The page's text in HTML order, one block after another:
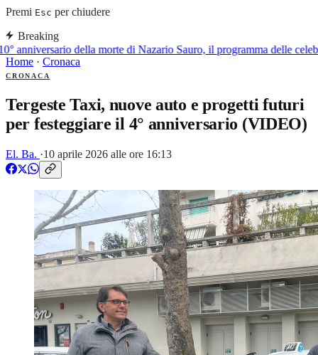
Premi Esc per chiudere
Breaking
anniversario della morte di Nazario Sauro, il programma delle
Home · Cronaca
CRONACA
Tergeste Taxi, nuove auto e progetti futuri
per festeggiare il 4° anniversario (VIDEO)
El. Ba. ·10 aprile 2026 alle ore 16:13